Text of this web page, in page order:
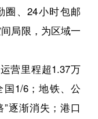
、24小时包邮
局限，为区域一
营里程超1.37万
1/6；地铁、公
逐渐消失；港口